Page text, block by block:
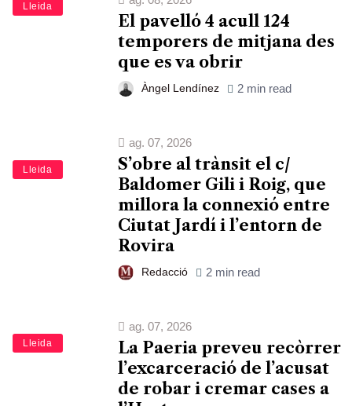
Lleida
El pavelló 4 acull 124
temporers de mitjana des
que es va obrir
Àngel Lendínez 2 min read
Lleida
ag. 07, 2026
S’obre al trànsit el c/
Baldomer Gili i Roig, que
millora la connexió entre
Ciutat Jardí i l’entorn de
Rovira
Redacció 2 min read
Lleida
ag. 07, 2026
La Paeria preveu recòrrer
l’excarceració de l’acusat
de robar i cremar cases a